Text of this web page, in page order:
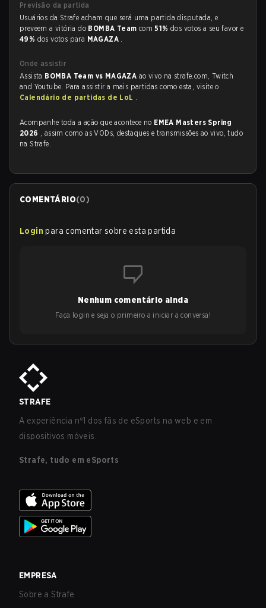
Previsão da partida
Usuários da Strafe acham que será uma partida disputada, e
preveem a vitória do BOMBA Team com51%dos votos a seu favor e
49% dos votos para MAGAZA .
Onde assistir
Assista BOMBA Team vs MAGAZA ao vivo na strafe.com, Twitch
and Youtube. Para assistir a mais partidas como esta, visite o
Calendário de partidas de LoL .
Acompanhe toda a ação que acontece no EMEA Masters Spring
2026 , assim como as VODs, destaques e transmissões ao vivo, tudo
na Strafe.
COMENTÁRIO(0)
Login para comentar sobre esta partida
Nenhum comentário ainda
Faça login e seja o primeiro a iniciar a conversa!
STRAFE
A experiência nº1 dos fãs de eSports na web e em
dispositivos móveis.
Strafe, tudo em eSports
EMPRESA
Sobre a Strafe